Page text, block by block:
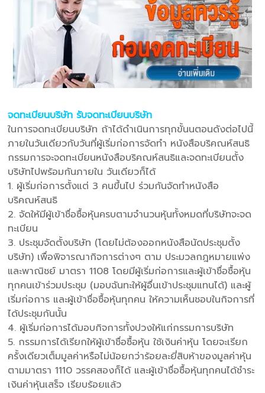
จดทะเบียนบริษัท รับจดทะเบียนบริษัท
ในการจดทะเบียนบริษัท ถ้าได้ดําเนินการทุกขั้นนตอนดังต่อไปนี้
ภายในวันเดียวกับวันที่ผู้เริ่มก่อการจัดทํา หนังสือบริคณห์สนธิ
กรรมการจะจดทะเบียนหนังสือบริคณห์สนธิและจดทะเบียนตั้ง
บริษัทไปพร้อมกันภายใน วันเดียวก็ได้
1. ผู้เริ่มก่อการตั้งแต่ 3 คนขึ้นไป ร่วมกันจัดทําหนังสือ
บริคณห์สนธิ
2. จัดให้มีผู้เข้าชื่อซื้อหุ้นครบตามจํานวนหุ้นทั้งหมดที่บริษัทจะจด
ทะเบียน
3. ประชุมจัดตั้งบริษัท (โดยไม่ต้องออกหนังสือนัดประชุมตั้ง
บริษัท) เพื่อพิจารณากิจการต่างๆ ตาม ประมวลกฎหมายแพ่ง
และพาณิชย์ มาตรา 1108 โดยมีผู้เริ่มก่อการและผู้เข้าชื่อซื้อหุ้น
ทุกคนเข้าร่วมประชุม (มอบฉันทะให้ผู้อื่นเข้าประชุมแทนได้) และผู้
เริ่มก่อการ และผู้เข้าชื่อซื้อหุ้นทุกคน ให้ความเห็นชอบในกิจการที่
ได้ประชุมกันนั้น
4. ผู้เริ่มก่อการได้มอบกิจการทั้งปวงให้แก่กรรมการบริษัท
5. กรรมการได้เรียกให้ผู้เข้าชื่อซื้อหุ้น ใช้เงินค่าหุ้น โดยจะเรียก
ครั้งเดียวเต็มมูลค่าหรือไม่น้อยกว่าร้อยละยี่สิบห้าของมูลค่าหุ้น
ตามมาตรา 1110 วรรคสองก็ได้ และผู้เข้าชื่อซื้อหุ้นทุกคนได้ชําระ
เงินค่าหุ้นเสร็จ เรียบร้อยแล้ว